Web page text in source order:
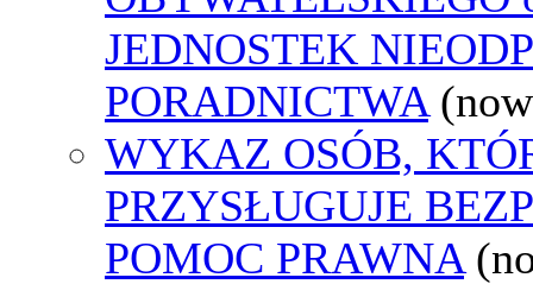
JEDNOSTEK
PORADNICTWA
WYKAZ OSÓB,
PRZYSŁUGUJE
POMOC PRAWNA